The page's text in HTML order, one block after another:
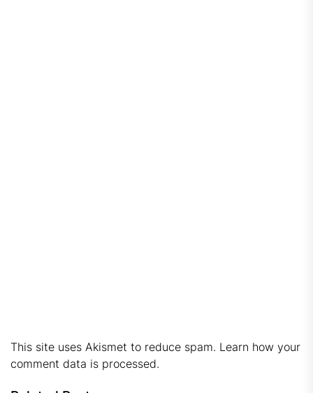
This site uses Akismet to reduce spam. Learn how your
comment data is processed.